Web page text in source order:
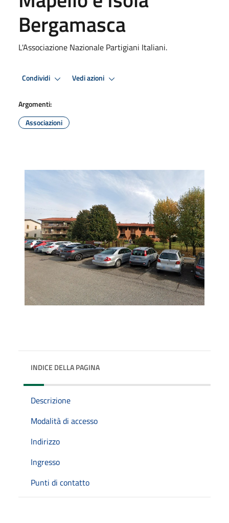
Bergamasca
L'Associazione Nazionale Partigiani Italiani.
Condividi Vedi azioni
Argomenti:
Associazioni
INDICE DELLA PAGINA
Descrizione
Modalità di accesso
Indirizzo
Ingresso
Punti di contatto